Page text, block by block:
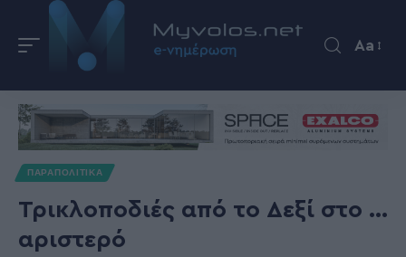
Aa
ΠΑΡΑΠΟΛΙΤΙΚΑ
Τρικλοποδιές από το Δεξί στο …
αριστερό